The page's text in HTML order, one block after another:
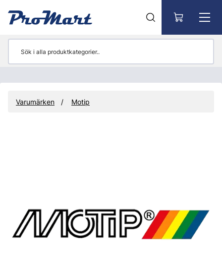
Varumärken Motip